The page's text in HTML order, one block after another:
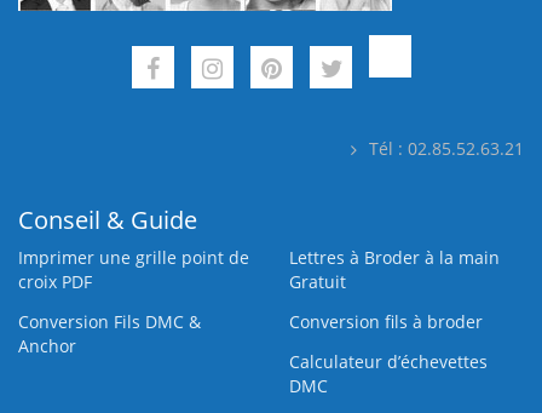
Tél : 02.85.52.63.21
Conseil & Guide
Imprimer une grille point de
croix PDF
Lettres à Broder à la main
Gratuit
Conversion Fils DMC &
Anchor
Conversion fils à broder
Calculateur d’échevettes
DMC